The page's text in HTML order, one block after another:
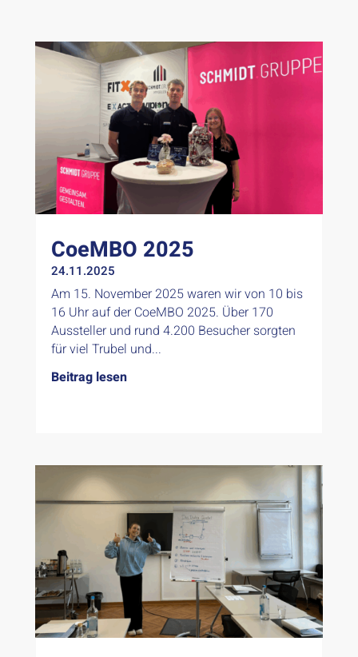
CoeMBO 2025
24.11.2025
Am 15. November 2025 waren wir von 10 bis
16 Uhr auf der CoeMBO 2025. Über 170
Aussteller und rund 4.200 Besucher sorgten
für viel Trubel und...
Beitrag lesen